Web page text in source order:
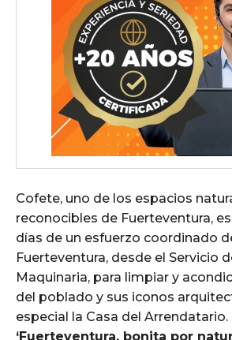
Cofete, uno de los espacios
reconocibles de Fuerteventura,
días de un esfuerzo coordinado
Fuerteventura, desde el Servicio
Maquinaria, para limpiar y
del poblado y sus iconos
especial la Casa del Arrendatario.
‘Fuerteventura, bonita por